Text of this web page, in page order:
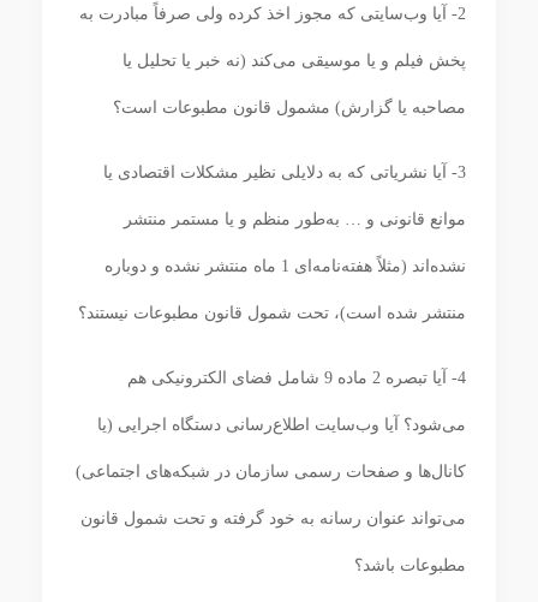
2- آیا وب‌سایتی که مجوز اخذ کرده ولی صرفاً مبادرت به
پخش فیلم و یا موسیقی می‌کند (نه خبر یا تحلیل یا
مصاحبه یا گزارش) مشمول قانون مطبوعات است؟
3- آیا نشریاتی که به دلایلی نظیر مشکلات اقتصادی یا
موانع قانونی و … به‌طور منظم و یا مستمر منتشر
نشده‌اند (مثلاً هفته‌نامه‌ای 1 ماه منتشر نشده و دوباره
منتشر شده است)، تحت شمول قانون مطبوعات نیستند؟
4- آیا تبصره 2 ماده 9 شامل فضای الکترونیکی هم
می‌شود؟ آیا وب‌سایت اطلاع‌رسانی دستگاه اجرایی (یا
کانال‌ها و صفحات رسمی سازمان در شبکه‌های اجتماعی)
می‌تواند عنوان رسانه به خود گرفته و تحت شمول قانون
مطبوعات باشد؟